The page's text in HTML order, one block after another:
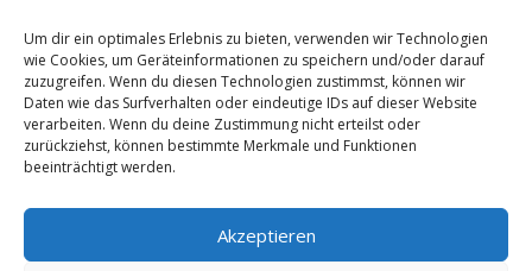
Um dir ein optimales Erlebnis zu bieten, verwenden wir Technologien
wie Cookies, um Geräteinformationen zu speichern und/oder darauf
zuzugreifen. Wenn du diesen Technologien zustimmst, können wir
Daten wie das Surfverhalten oder eindeutige IDs auf dieser Website
verarbeiten. Wenn du deine Zustimmung nicht erteilst oder
zurückziehst, können bestimmte Merkmale und Funktionen
beeinträchtigt werden.
Akzeptieren
VORHERIGER ARTIKEL
Monteurzimmer
Leinefelde
Messeunterkunft 8
begeisterte
Monteure im
NÄCHSTER ARTIKEL
Monteurzimmer
Leingarten
Messezimmer und